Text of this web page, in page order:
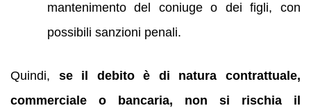
mantenimento del coniuge o dei figli, con
possibili sanzioni penali.
Quindi, se il debito è di natura contrattuale,
commerciale o bancaria, non si rischia il